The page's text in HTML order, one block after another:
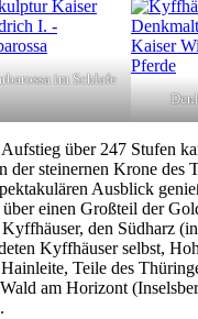
im Schlafe
über 247 Stufen
der steinernen Krone des
Ausblick
einen Großteil der
Kyffhäuser, den Südharz
Kyffhäuser selbst,
Teile des
am Horizont